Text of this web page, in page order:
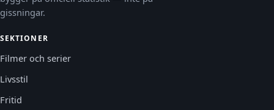
gissningar.
SEKTIONER
Filmer och serier
Livsstil
Fritid